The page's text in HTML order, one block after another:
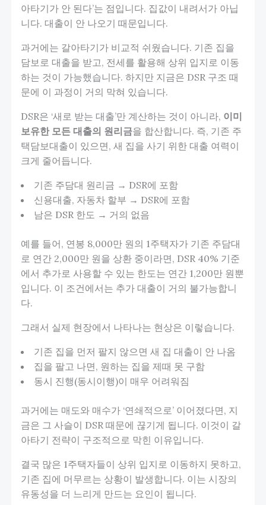
아타기가 안 된다’는 점입니다. 집값이 내려서가 아닙
니다. 대출이 안 나오기 때문입니다.
과거에는 갈아타기가 비교적 쉬웠습니다. 기존 집을
담보로 대출을 받고, 전세를 활용해 상위 입지로 이동
하는 것이 가능했습니다. 하지만 지금은 DSR 구조 때
문에 이 과정이 거의 막혀 있습니다.
DSR은 ‘새로 받는 대출’만 계산하는 것이 아니라, 이미
보유한 모든 대출의 원리금을 합산합니다. 즉, 기존 주
택담보대출이 있으면, 새 집을 사기 위한 대출 여력이
크게 줄어듭니다.
기존 주담대 원리금 → DSR에 포함
신용대출, 자동차 할부 → DSR에 포함
남은 DSR 한도 → 거의 없음
예를 들어, 연봉 8,000만 원의 1주택자가 기존 주담대
로 연간 2,000만 원을 상환 중이라면, DSR 40% 기준
에서 추가로 사용할 수 있는 한도는 연간 1,200만 원뿐
입니다. 이 조건에서는 추가 대출이 거의 불가능합니
다.
그래서 실제 현장에서 나타나는 현상은 이렇습니다.
기존 집을 먼저 팔지 않으면 새 집 대출이 안 나옴
집을 팔고 나면, 원하는 집을 제때 못 구함
동시 진행(동시이행)이 매우 어려워짐
과거에는 매도와 매수가 ‘연쇄적으로’ 이어졌다면, 지
금은 그 사슬이 DSR 때문에 끊기게 됩니다. 이것이 갈
아타기 전략이 구조적으로 막힌 이유입니다.
결국 많은 1주택자들이 상위 입지로 이동하지 못하고,
기존 집에 머무르는 상황이 발생합니다. 이는 시장의
유동성을 더 느리게 만드는 요인이 됩니다.